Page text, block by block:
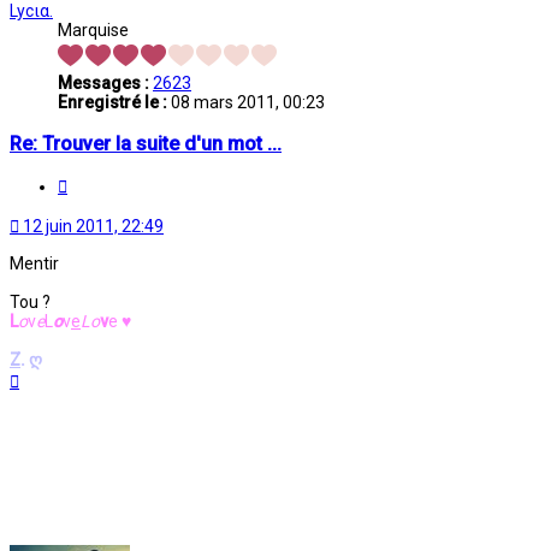
Lycια.
Marquise
Messages :2623
Enregistré le :08 mars 2011, 00:23
Re: Trouver la suite d'un mot ...
12 juin 2011, 22:49
Mentir
Tou ?
LoveL oveL ove ♥
Z. ღ